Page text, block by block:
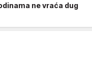
ne vraća dug